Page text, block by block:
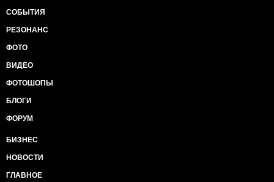
СОБЫТИЯ
РЕЗОНАНС
ФОТО
ВИДЕО
ФОТОШОПЫ
БЛОГИ
ФОРУМ
БИЗНЕС
НОВОСТИ
ГЛАВНОЕ